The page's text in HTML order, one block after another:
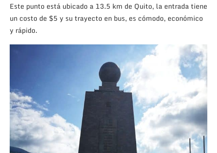
Este punto está ubicado a 13.5 km de Quito, la entrada tiene
un costo de $5 y su trayecto en bus, es cómodo, económico
y rápido.